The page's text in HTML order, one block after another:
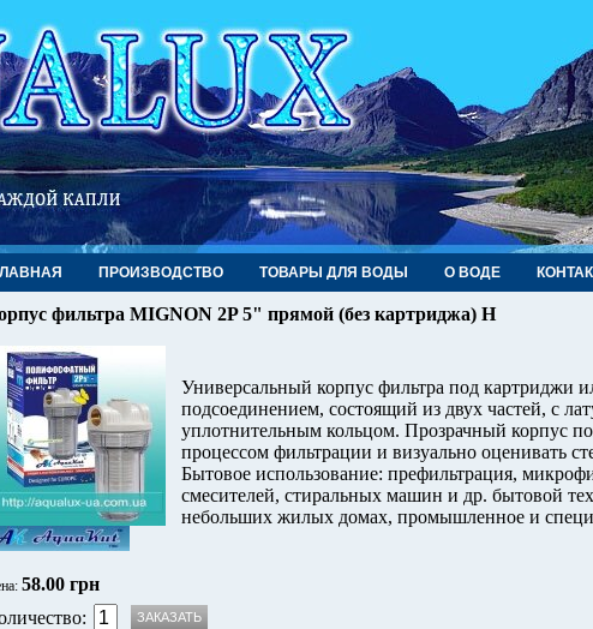
ПРОИЗВОДСТВО ТОВАРЫ ДЛЯ ВОДЫ О ВОДЕ
фильтра MIGNON 2P 5" прямой (без картриджа) Н
Универсальный корпус фильтра под картриджи
подсоединением, состоящий из двух частей, с
уплотнительным кольцом. Прозрачный корпус
процессом фильтрации и визуально оценивать
Бытовое использование: префильтрация,
смесителей, стиральных машин и др. бытовой
небольших жилых домах, промышленное и
58.00 грн